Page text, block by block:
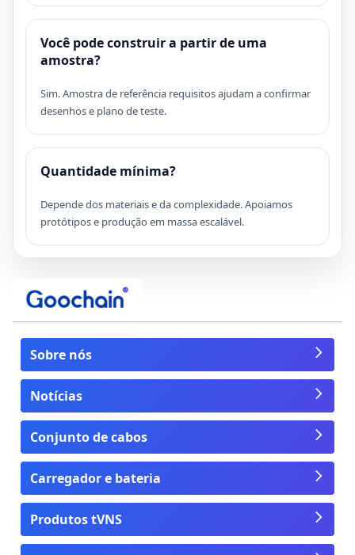
Você pode construir a partir de uma
amostra?
Sim. Amostra de referência requisitos ajudam a confirmar
desenhos e plano de teste.
Quantidade mínima?
Depende dos materiais e da complexidade. Apoiamos
protótipos e produção em massa escalável.
Sobre nós
Notícias
Conjunto de cabos
Carregador e bateria
Produtos tVNS